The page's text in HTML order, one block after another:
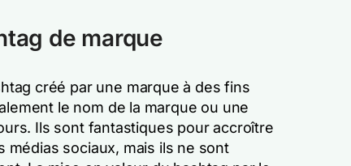
de marque
créé par une marque à des fins
le nom de la marque ou une
Ils sont fantastiques pour accroître
médias sociaux, mais ils ne sont